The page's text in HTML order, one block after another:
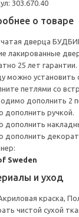
303.670.40
о товаре
дверца
лакированные
25 лет
можно установить
петлями со
дополнить 2
дополнить ручкой.
дополнить
дополнить
Sweden
и уход
краска,
чистой сухой